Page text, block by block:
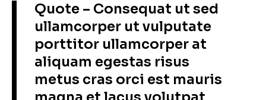
Quote – Consequat ut sed
ullamcorper ut vulputate
porttitor ullamcorper at
aliquam egestas risus
metus cras orci est mauris